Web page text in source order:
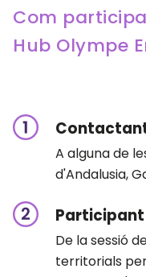
Com
Hub Olympe
A alguna de
d'Andalusia,
Participant
De la sessió
territorials